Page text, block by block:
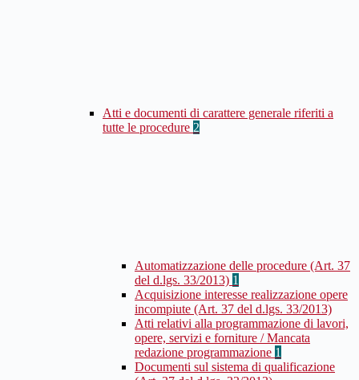
Atti e documenti di carattere generale riferiti a
tutte le procedure 2
Automatizzazione delle procedure (Art. 37
del d.lgs. 33/2013) 1
Acquisizione interesse realizzazione opere
incompiute (Art. 37 del d.lgs. 33/2013)
Atti relativi alla programmazione di lavori,
opere, servizi e forniture / Mancata
redazione programmazione 1
Documenti sul sistema di qualificazione